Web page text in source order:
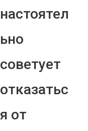
настоятел
ьно
советует
отказатьс
я от